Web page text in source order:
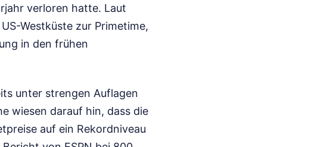
verloren hatte. Laut
Westküste zur Primetime,
in den frühen
unter strengen Auflagen
wiesen darauf hin, dass die
auf ein Rekordniveau